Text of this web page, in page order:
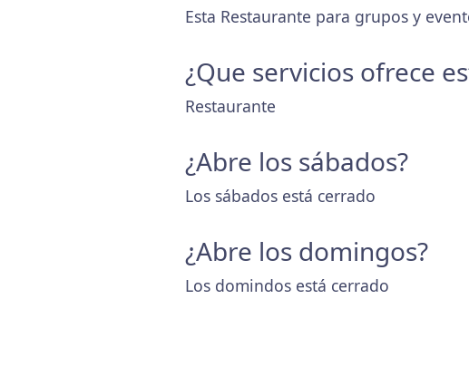
Esta Restaurante para grupos y
¿Que servicios ofrece
Restaurante
¿Abre los sábados?
Los sábados está cerrado
¿Abre los domingos?
Los domindos está cerrado